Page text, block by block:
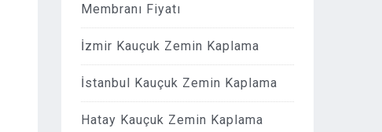
Membranı Fiyatı
İzmir Kauçuk Zemin Kaplama
İstanbul Kauçuk Zemin Kaplama
Hatay Kauçuk Zemin Kaplama